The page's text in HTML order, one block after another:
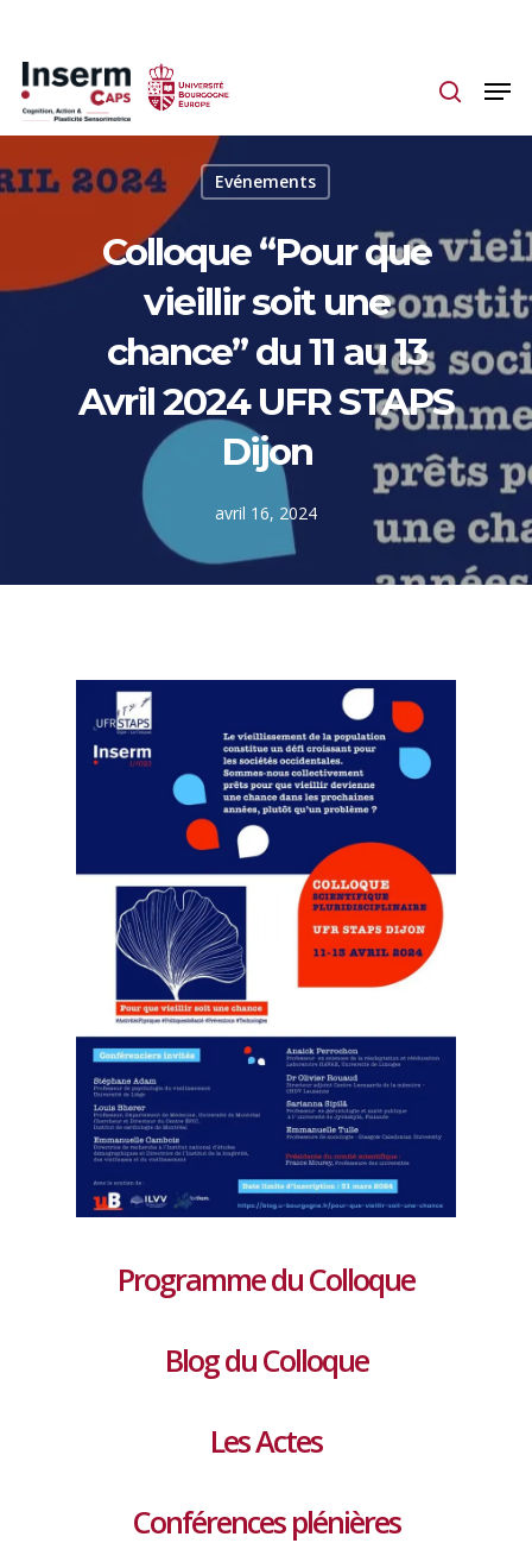
main
content
Evénements
Colloque “Pour que
vieillir soit une
chance” du 11 au 13
Avril 2024 UFR STAPS
Dijon
avril 16, 2024
Programme du Colloque
Blog du Colloque
Les Actes
Conférences plénières